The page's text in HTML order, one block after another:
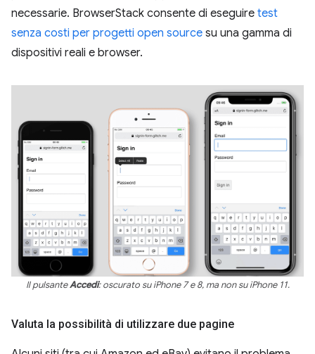
necessarie. BrowserStack consente di eseguire test
senza costi per progetti open source su una gamma di
dispositivi reali e browser.
Il pulsanteAccedi: oscurato su iPhone 7 e 8, ma non su iPhone 11.
Valuta la possibilità di utilizzare due pagine